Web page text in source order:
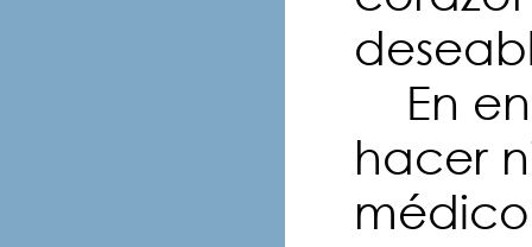
En
hacer